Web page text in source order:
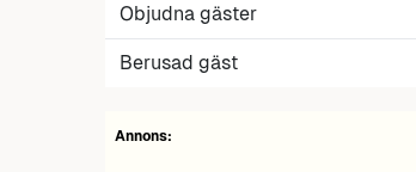
Objudna gäster
Berusad gäst
Annons: